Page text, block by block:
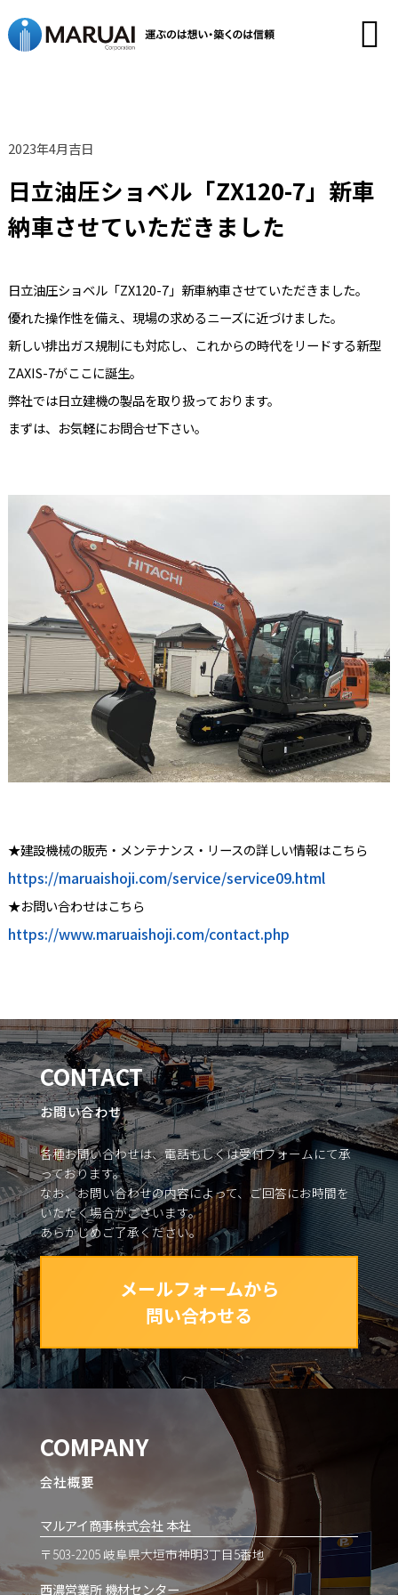
2023年4月吉日
日立油圧ショベル「ZX120-7」新車
納車させていただきました
日立油圧ショベル「ZX120-7」新車納車させていただきました。
優れた操作性を備え、現場の求めるニーズに近づけました。
新しい排出ガス規制にも対応し、これからの時代をリードする新型
ZAXIS-7がここに誕生。
弊社では日立建機の製品を取り扱っております。
まずは、お気軽にお問合せ下さい。
★建設機械の販売・メンテナンス・リースの詳しい情報はこちら
https://maruaishoji.com/service/service09.html
★お問い合わせはこちら
https://www.maruaishoji.com/contact.php
COMPANY
会社概要
マルアイ商事株式会社 本社
〒503-2205 岐阜県大垣市神明3丁目5番地
西濃営業所 機材センター
CONTACT
お問い合わせ
各種お問い合わせは、電話もしくは受付フォームにて承
っております。
なお、お問い合わせの内容によって、ご回答にお時間を
いただく場合がございます。
あらかじめご了承ください。
メールフォームから
問い合わせる